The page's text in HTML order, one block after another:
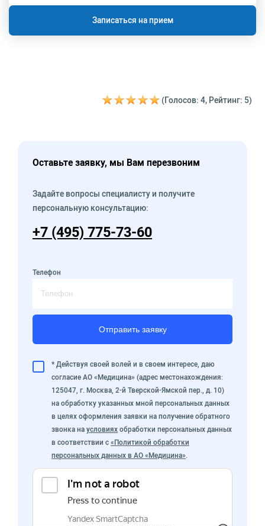
Записаться на прием
(Голосов: 4, Рейтинг: 5)
Оставьте заявку, мы Вам перезвоним
Задайте вопросы специалисту и получите
персональную консультацию:
+7 (495) 775-73-60
Телефон
Отправить заявку
* Действуя своей волей и в своем интересе, даю
согласие АО «Медицина» (адрес местонахождения:
125047, г. Москва, 2-й Тверской-Ямской пер., д. 10)
на обработку указанных мной персональных данных
в целях оформления заявки на получение обратного
звонка на условиях обработки персональных данных
в соответствии с «Политикой обработки
персональных данных в АО «Медицина».